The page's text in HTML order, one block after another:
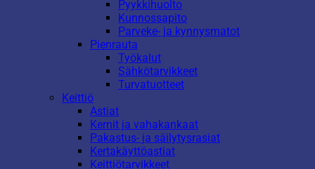
Pyykkihuolto
Kunnossapito
Parveke- ja kynnysmatot
Pienrauta
Työkalut
Sähkötarvikkeet
Turvatuotteet
Keittiö
Astiat
Kernit ja vahakankaat
Pakastus- ja säilytysrasiat
Kertakäyttöastiat
Keittiötarvikkeet